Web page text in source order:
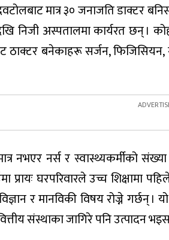
मात्र ३० जनाजति डाक्टर
निजी अस्पतालमा कार्यरत छन् ।
ठाक्टर बनेकाहरू सर्जन, फिजिसियन,
नभएर नर्स र स्वास्थ्यकर्मीको
प्रायः घरपरिवारले उच्च शिक्षामा
र मानविकी विषय रोज्ने गर्छन्
संस्थाका जागिरे पनि उत्पादन